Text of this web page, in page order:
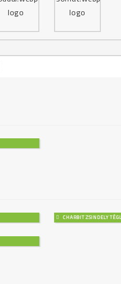
CHARBIT ZSINDELY